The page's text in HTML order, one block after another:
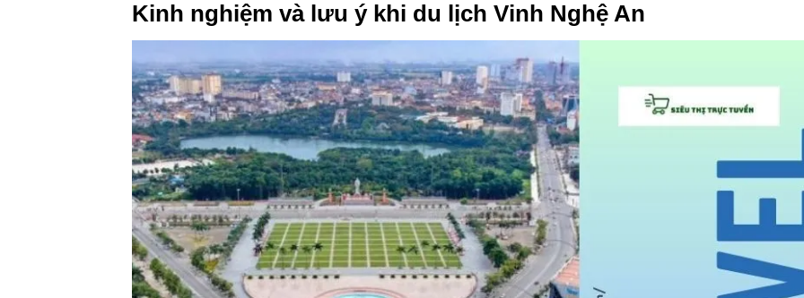
Kinh nghiệm và lưu ý khi du lịch Vinh Nghệ An